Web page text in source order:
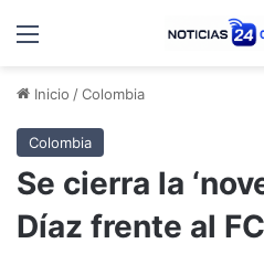
Menú
Inicio /Colombia
Colombia
Se cierra la
Díaz frente al